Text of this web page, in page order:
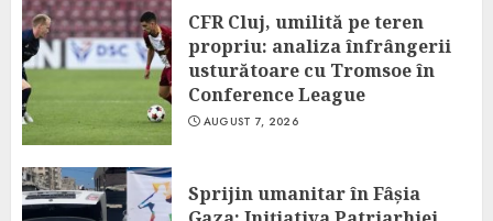
CFR Cluj, umilită pe teren
propriu: analiza înfrângerii
usturătoare cu Tromsoe în
Conference League
AUGUST 7, 2026
Sprijin umanitar în Fâșia